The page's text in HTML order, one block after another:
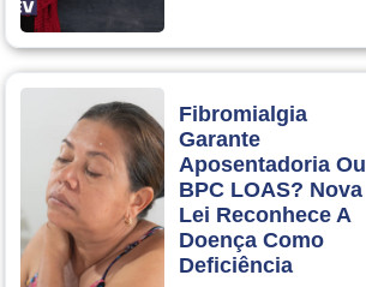
Fibromialgia
Garante
Aposentadoria Ou
BPC LOAS? Nova
Lei Reconhece A
Doença Como
Deficiência